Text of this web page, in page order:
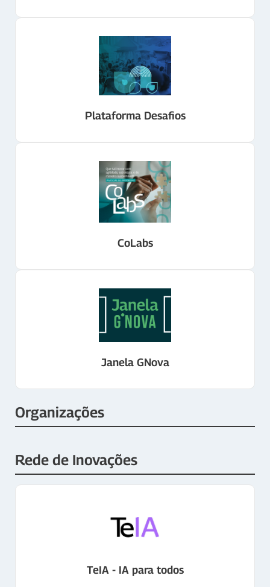
Plataforma Desafios
CoLabs
Janela GNova
Organizações
Rede de Inovações
TeIA - IA para todos